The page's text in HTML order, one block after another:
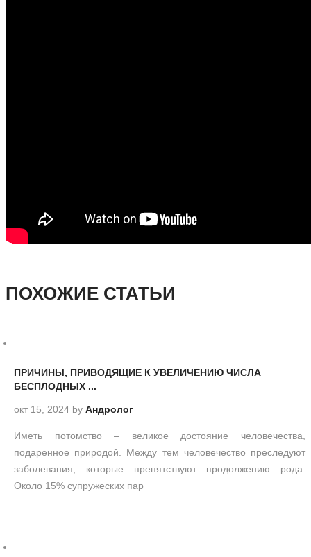
ПОХОЖИЕ СТАТЬИ
ПРИЧИНЫ, ПРИВОДЯЩИЕ К УВЕЛИЧЕНИЮ ЧИСЛА
БЕСПЛОДНЫХ ...
окт 15, 2024 by Андролог
Иметь потомство – великое достояние человечества,
подаренное природой. Между тем человечество преследуют
заболевания, которые препятствуют продолжению рода.
Около 15% супружеских пар